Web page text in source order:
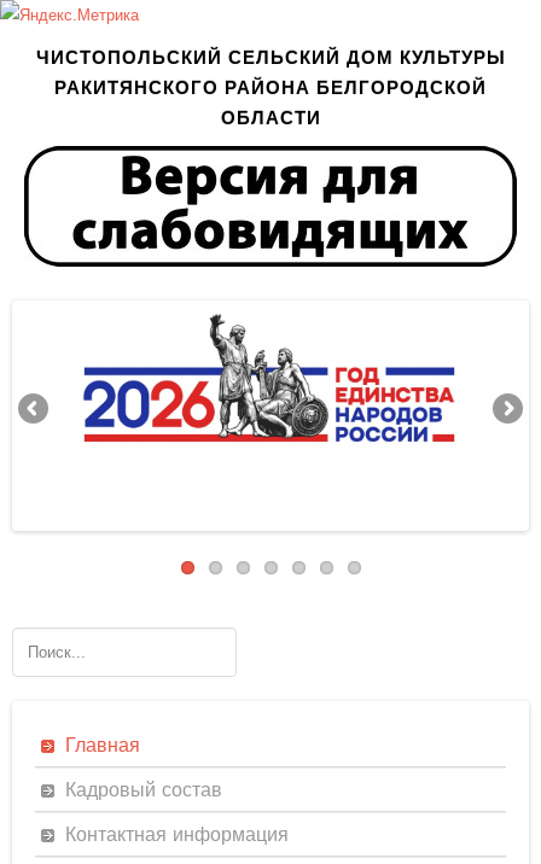
ЧИСТОПОЛЬСКИЙ СЕЛЬСКИЙ ДОМ КУЛЬТУРЫ
РАКИТЯНСКОГО РАЙОНА БЕЛГОРОДСКОЙ
ОБЛАСТИ
Главная
Кадровый состав
Контактная информация